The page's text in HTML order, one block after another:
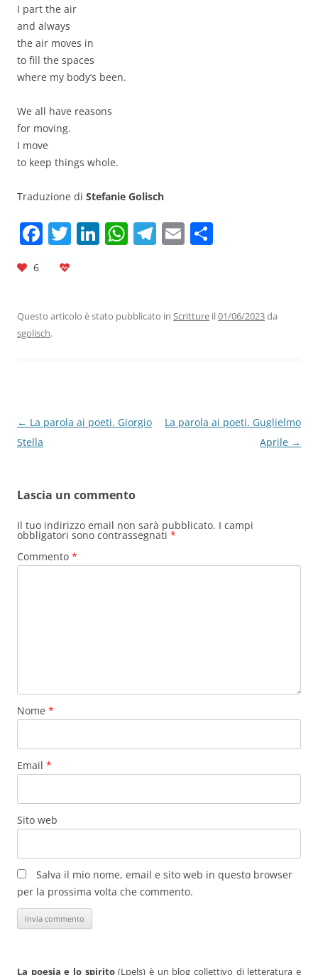
I part the air
and always
the air moves in
to fill the spaces
where my body’s been.
We all have reasons
for moving.
I move
to keep things whole.
Traduzione di Stefanie Golisch
F
b
o
T Li
dI
W
A
T
a
E
vi
6
Questo articolo è stato pubblicato in Scritture il01/06/2023da
sgolisch.
Navigazione
articolo
← La parola ai poeti. Giorgio
Stella
La parola ai poeti. Guglielmo
Aprile →
Lascia un commento
Il tuo indirizzo email non sarà pubblicato. I campi
obbligatori sono contrassegnati *
Commento *
Nome *
Email *
Sito web
Salva il mio nome, email e sito web in questo browser
per la prossima volta che commento.
La poesia e lo spirito(Lpels) è un blog collettivo di letteratura e